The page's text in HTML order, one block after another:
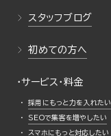
スタッフブログ
初めての方へ
・サービス・料金
採用にもっと力を入れたい
SEOで集客を増やしたい
スマホにもっと対応したい